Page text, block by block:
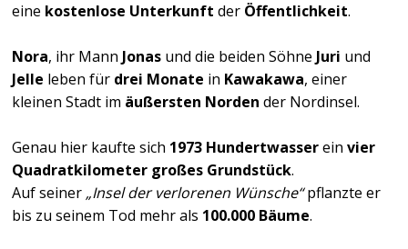
eine kostenlose Unterkunft der Öffentlichkeit.
Nora, ihr Mann Jonas und die beiden Söhne Juri und
Jelle leben für drei Monate in Kawakawa, einer
kleinen Stadt im äußersten Norden der Nordinsel.
Genau hier kaufte sich 1973 Hundertwassereinvier
Quadratkilometer großes Grundstück.
Auf seiner „Insel der verlorenen Wünsche“pflanzte er
bis zu seinem Tod mehr als 100.000 Bäume.